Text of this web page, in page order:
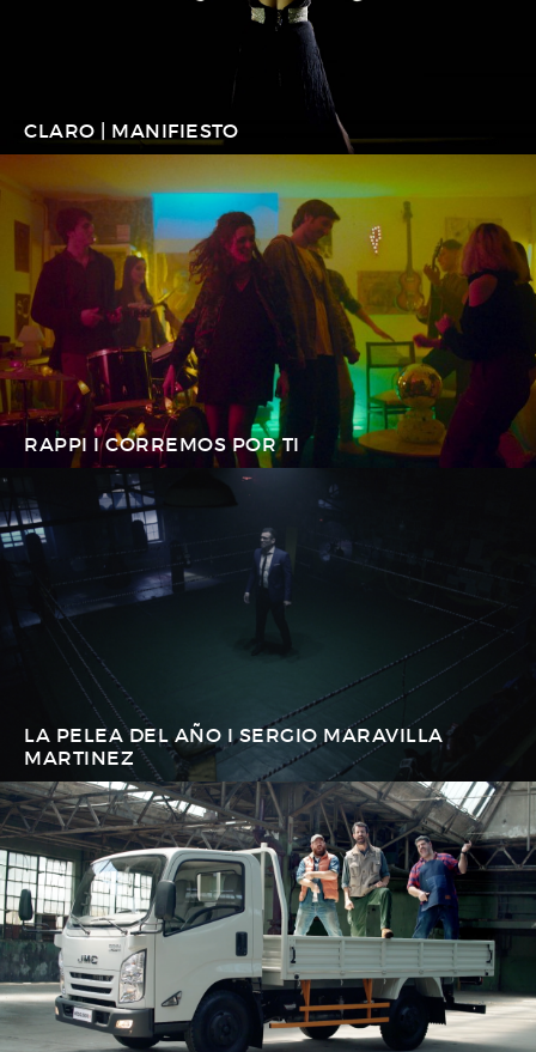
CLARO | MANIFIESTO
RAPPI I CORREMOS POR TI
LA PELEA DEL AÑO I SERGIO MARAVILLA
MARTINEZ